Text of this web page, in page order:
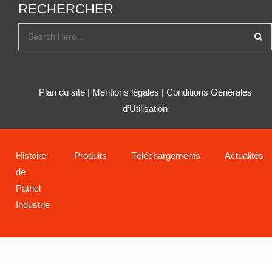
RECHERCHER
Plan du site| Mentions légales | Conditions Générales
d’Utilisation
Histoire
de
Pathel
Industrie
Produits Téléchargements Actualités